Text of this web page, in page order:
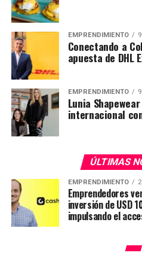
EMPRENDIMIENTO
Conectando a
apuesta de DHL
EMPRENDIMIENTO
Lunia
internacional
ÚLTIMAS
EMPRENDIMIENTO
Emprendedores
inversión de USD
impulsando el